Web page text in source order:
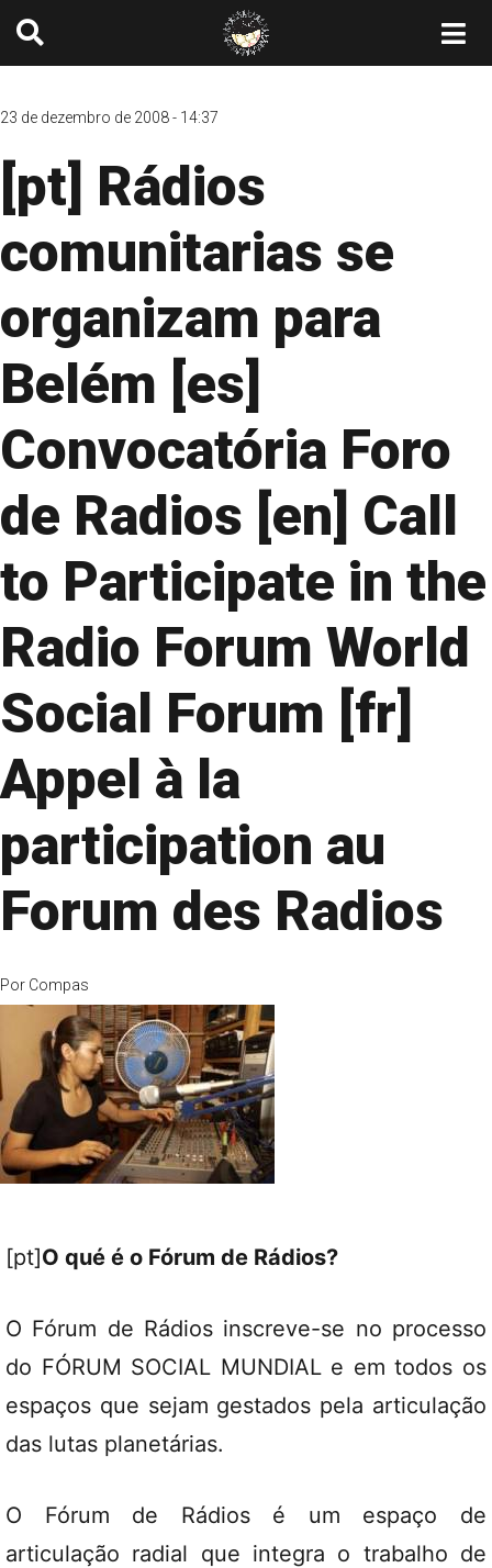
23 de dezembro de 2008 - 14:37
[pt] Rádios
comunitarias se
organizam para
Belém [es]
Convocatória Foro
de Radios [en] Call
to Participate in the
Radio Forum World
Social Forum [fr]
Appel à la
participation au
Forum des Radios
Por Compas
[pt]O qué é o Fórum de Rádios?
O Fórum de Rádios inscreve-se no processo
do FÓRUM SOCIAL MUNDIAL e em todos os
espaços que sejam gestados pela articulação
das lutas planetárias.
O Fórum de Rádios é um espaço de
articulação radial que integra o trabalho de